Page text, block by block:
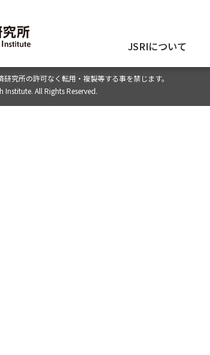
JSRIについて
研究所の許可なく転用・複製等する事を禁じます。
Institute. All Rights Reserved.